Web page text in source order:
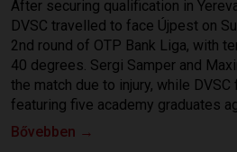
After securing qualification in
DVSC travelled to face Újpest on
2nd round of OTP Bank Liga, with
40 degrees. Sergi Samper and
the match due to injury, while
featuring five academy graduates
Bővebben →